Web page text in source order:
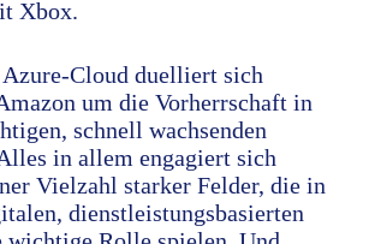
Xbox.
Cloud duelliert sich
um die Vorherrschaft in
schnell wachsenden
in allem engagiert sich
Vielzahl starker Felder, die in
dienstleistungsbasierten